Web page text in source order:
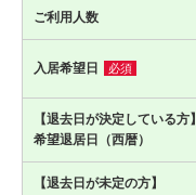
ご利用人数
入居希望日 必須
【退去日が決定している方】
希望退居日（西暦）
【退去日が未定の方】